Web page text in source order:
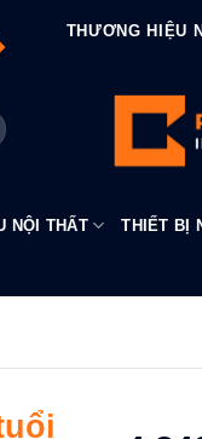
THƯƠNG HIỆU
NỘI THẤT THIẾT BỊ